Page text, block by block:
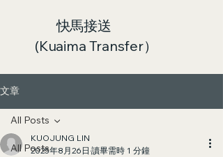
快馬接送
(Kuaima Transfer）
文章
All Posts
All Posts
KUOJUNG LIN
2025年8月26日 讀畢需時 1 分鐘